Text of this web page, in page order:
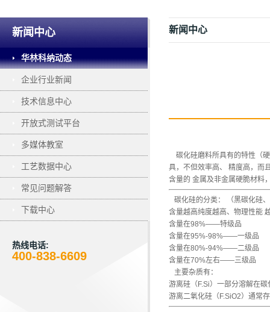
新闻中心
华林科纳动态
企业行业新闻
技术信息中心
开放式测试平台
多媒体教室
工艺数据中心
常见问题解答
下载中心
热线电话:
400-838-6609
新闻中心
碳化硅磨料所具有的特性（
具，不但效率高、 精度高，而
含量的 金属及非金属硬脆材料
碳化硅的分类： （黑碳化硅
含量越高纯度越高、物理性能
含量在98%——特级品
含量在95%-98%——一级品
含量在80%-94%——二级品
含量在70%左右——三级品
主要杂质有：
游离硅（F.Si）一部分溶解在
游离二氧化硅（F.SiO2）通常